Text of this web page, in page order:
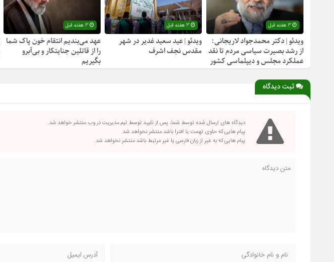
3 هفته قبل
ویدئو | دکتر محمدجواد لاریجانی:
از رشد بصیرت سیاسی مردم تا نقد
عملکرد مجلس و دیپلماسی کشور
3 هفته قبل
ویدئو | عید سعید غدیر در شهر
مقدس نجف اشرف
3 هفته قبل
عهد می‌بندیم انتقام خون پاک شما
را از قاتلین جنایتکار و بی‌آبرو
بگیریم
ثبت دیدگاه
دیدگاه های ارسال شده توسط شما، پس از تایید توسط تیم مدیریت در وب منتشر خواهد شد.
پیام هایی که حاوی تهمت یا افترا باشد منتشر نخواهد شد.
پیام هایی که به غیر از زبان فارسی یا غیر مرتبط باشد منتشر نخواهد شد.